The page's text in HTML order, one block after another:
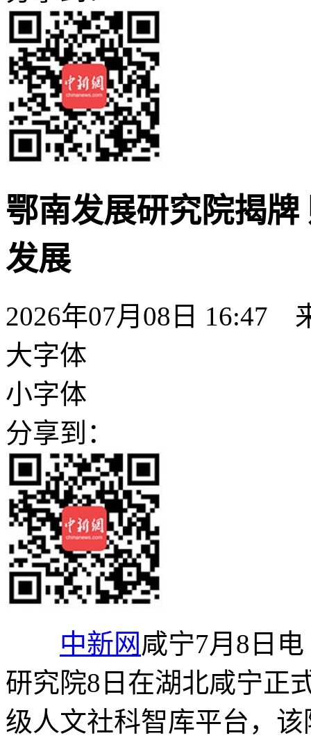
鄂南发展研究院揭
发展
2026年07月08日 16:47
大字体
小字体
分享到：
中新网 咸宁7月8日
研究院8日在湖北咸宁正
级人文社科智库平台，